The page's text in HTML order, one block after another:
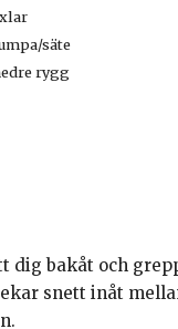
säte
rygg
dig bakåt och
snett inåt